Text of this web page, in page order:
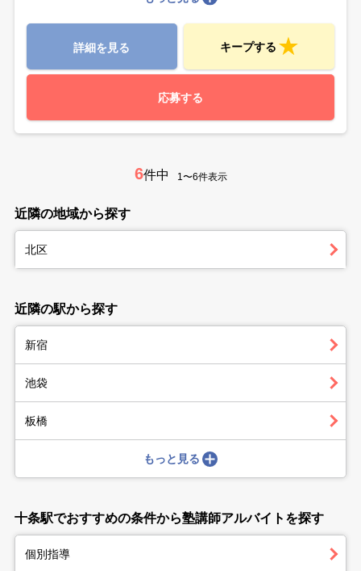
詳細を見る キープする
応募する
6件中 1〜6件表示
近隣の地域から探す
北区
近隣の駅から探す
新宿
池袋
板橋
もっと見る
十条駅でおすすめの条件から塾講師アルバイトを探す
個別指導